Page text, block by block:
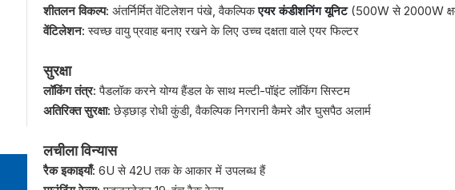
शीतलन विकल्प: अंतर्निर्मित वेंटिलेशन पंखे, वैकल्पिकएयर कंडीशनिंग यूनिट (500W से 2000W
वेंटिलेशन:स्वच्छ वायु प्रवाह बनाए रखने के लिए उच्च दक्षता वाले एयर फिल्टर
सुरक्षा
लॉकिंग तंत्र:पैडलॉक करने योग्य हैंडल के साथ मल्टी-पॉइंट लॉकिंग सिस्टम
अतिरिक्त सुरक्षा:छेड़छाड़ रोधी कुंडी, वैकल्पिक निगरानी कैमरे और घुसपैठ अलार्म
लचीला विन्यास
रैक इकाइयाँ: 6U से 42U तक के आकार में उपलब्ध हैं